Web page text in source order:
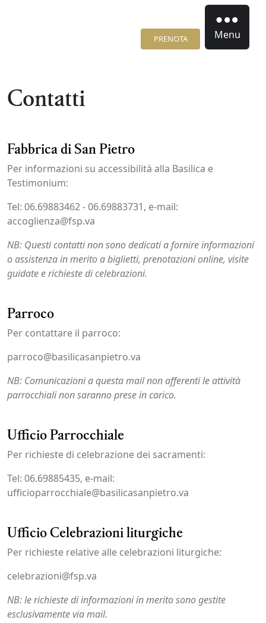
PRENOTA Menu
Contatti
Fabbrica di San Pietro
Per informazioni su accessibilità alla Basilica e
Testimonium:
Tel: 06.69883462 - 06.69883731, e-mail:
accoglienza@fsp.va
NB: Questi contatti non sono dedicati a fornire informazioni
o assistenza in merito a biglietti, prenotazioni online, visite
guidate e richieste di celebrazioni.
Parroco
Per contattare il parroco:
parroco@basilicasanpietro.va
NB: Comunicazioni a questa mail non afferenti le attività
parrocchiali non saranno prese in carico.
Ufficio Parrocchiale
Per richieste di celebrazione dei sacramenti:
Tel: 06.69885435, e-mail:
ufficioparrocchiale@basilicasanpietro.va
Ufficio Celebrazioni liturgiche
Per richieste relative alle celebrazioni liturgiche:
celebrazioni@fsp.va
NB: le richieste di informazioni in merito sono gestite
esclusivamente via mail.